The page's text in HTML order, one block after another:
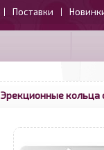
| Поставки |
Эрекционные кольца